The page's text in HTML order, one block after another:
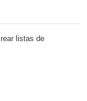
listas de